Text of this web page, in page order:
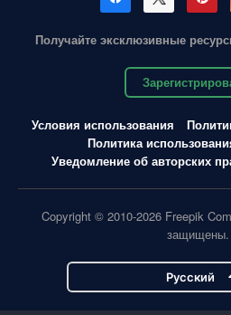
Получайте эксклюзивные
Условия использования
Политика
Уведомление об авторских
Copyright © 2010-2026 Freepik
защищены.
Pусский